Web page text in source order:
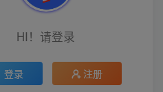
HI！请登录
登录 注册